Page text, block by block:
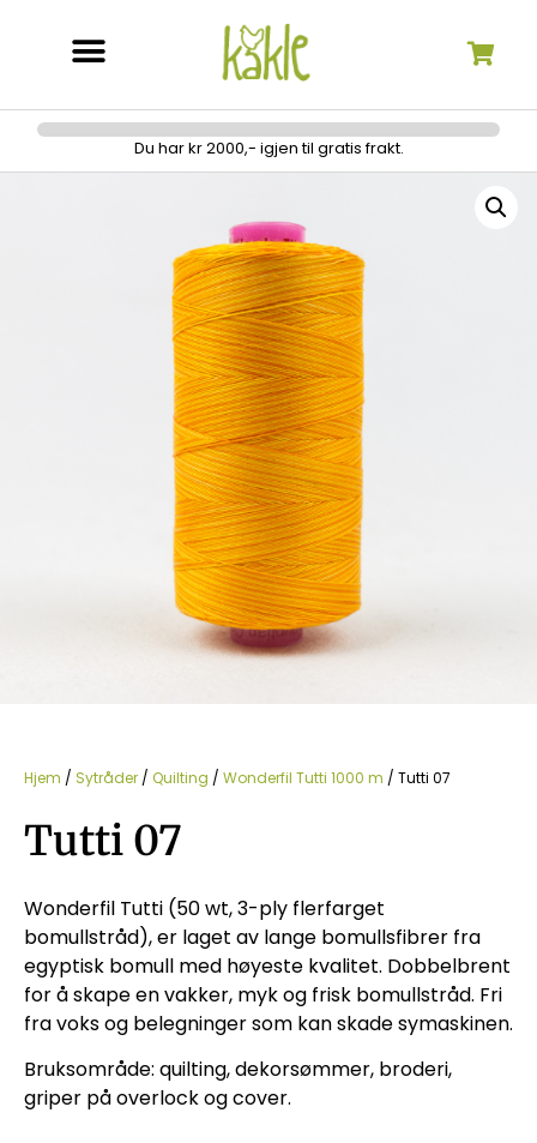
Du har kr 2000,- igjen til gratis frakt.
Hjem / Sytråder / Quilting / Wonderfil Tutti 1000 m / Tutti 07
Tutti 07
Wonderfil Tutti (50 wt, 3-ply flerfarget
bomullstråd), er laget av lange bomullsfibrer fra
egyptisk bomull med høyeste kvalitet. Dobbelbrent
for å skape en vakker, myk og frisk bomullstråd. Fri
fra voks og belegninger som kan skade symaskinen.
Bruksområde: quilting, dekorsømmer, broderi,
griper på overlock og cover.